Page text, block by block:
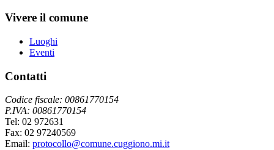
Vivere il comune
Luoghi
Eventi
Contatti
Codice fiscale: 00861770154
P.IVA: 00861770154
Tel: 02 972631
Fax: 02 97240569
Email: protocollo@comune.cuggiono.mi.it